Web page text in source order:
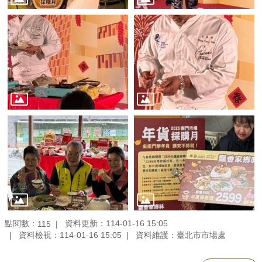
點閱數： 115
資料更新：114-01-16 15:05
資料檢視：114-01-16 15:05
資料維護：臺北市市場處